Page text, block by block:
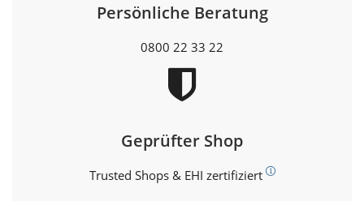
Persönliche Beratung
0800 22 33 22
Geprüfter Shop
Trusted Shops & EHI zertifiziert